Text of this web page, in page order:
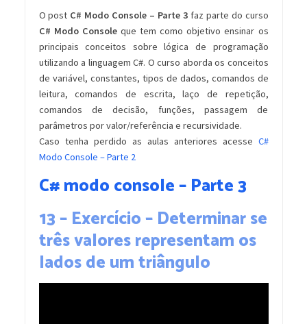
O post C# Modo Console – Parte 3faz parte do curso
C# Modo Consoleque tem como objetivo ensinar os
principais conceitos sobre lógica de programação
utilizando a linguagem C#. O curso aborda os conceitos
de variável, constantes, tipos de dados, comandos de
leitura, comandos de escrita, laço de repetição,
comandos de decisão, funções, passagem de
parâmetros por valor/referência e recursividade.
Caso tenha perdido as aulas anteriores acesse C#
Modo Console – Parte 2
C# modo console – Parte 3
13 – Exercício – Determinar se
três valores representam os
lados de um triângulo